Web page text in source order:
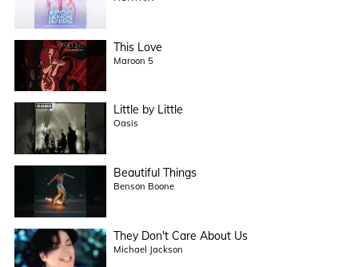
This Love
Maroon 5
Little by Little
Oasis
Beautiful Things
Benson Boone
They Don't Care About Us
Michael Jackson